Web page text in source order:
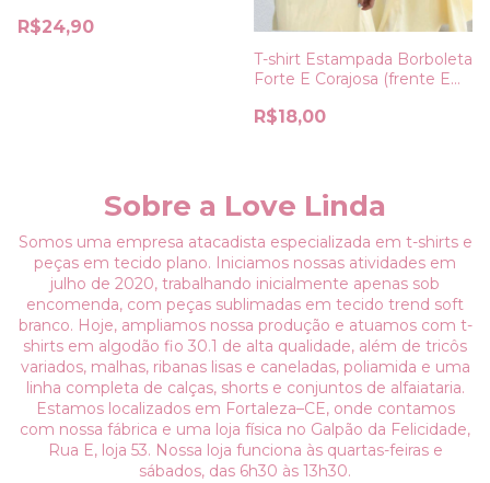
R$24,90
T-shirt Estampada Borboleta
Forte E Corajosa (frente E
R$18,00
Sobre a Love Linda
Somos uma empresa atacadista especializada em t-shirts e
peças em tecido plano. Iniciamos nossas atividades em
julho de 2020, trabalhando inicialmente apenas sob
encomenda, com peças sublimadas em tecido trend soft
branco. Hoje, ampliamos nossa produção e atuamos com t-
shirts em algodão fio 30.1 de alta qualidade, além de tricôs
variados, malhas, ribanas lisas e caneladas, poliamida e uma
linha completa de calças, shorts e conjuntos de alfaiataria.
Estamos localizados em Fortaleza–CE, onde contamos
com nossa fábrica e uma loja física no Galpão da Felicidade,
Rua E, loja 53. Nossa loja funciona às quartas-feiras e
sábados, das 6h30 às 13h30.